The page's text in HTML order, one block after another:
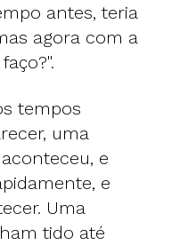
antes, teria
agora com a
tempos
uma
e
e
Uma
tido até